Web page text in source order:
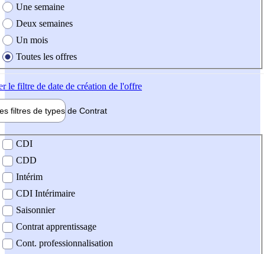
Une semaine
Deux semaines
Un mois
Toutes les offres
le filtre de date de création de l'offre
filtres de types de Contrat
contrat
CDI
CDD
Intérim
CDI Intérimaire
Saisonnier
Contrat apprentissage
Cont. professionnalisation